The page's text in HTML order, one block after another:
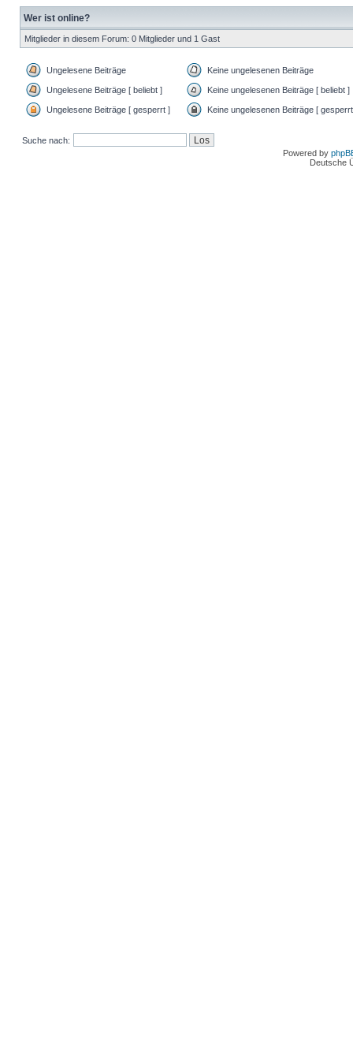
Wer ist online?
Mitglieder in diesem Forum: 0 Mitglieder und 1 Gast
Ungelesene Beiträge Keine ungelesenen Beiträge
Ungelesene Beiträge [ beliebt ] Keine ungelesenen Beiträge [ beliebt ]
Ungelesene Beiträge [ gesperrt ] Keine ungelesenen Beiträge [
Suche nach:
Powered by
Deutsche